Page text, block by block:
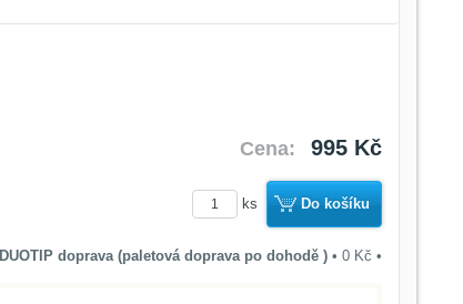
Cena: 995 Kč
ks Do košíku
DUOTIP doprava (paletová doprava po dohodě ) • 0 Kč •